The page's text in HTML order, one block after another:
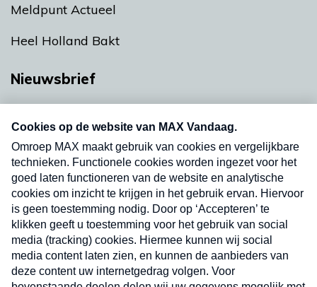
Meldpunt Actueel
Heel Holland Bakt
Nieuwsbrief
nieuwsbrief. Elke vrijdag- en dinsdagochtend in
uw mailbox.
Verzend